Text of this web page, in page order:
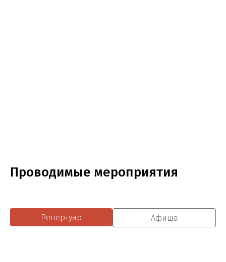
Проводимые мероприятия
Репертуар Афиша